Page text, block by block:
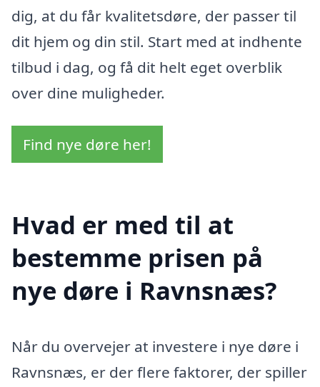
dig, at du får kvalitetsdøre, der passer til
dit hjem og din stil. Start med at indhente
tilbud i dag, og få dit helt eget overblik
over dine muligheder.
Find nye døre her!
Hvad er med til at
bestemme prisen på
nye døre i Ravnsnæs?
Når du overvejer at investere i nye døre i
Ravnsnæs, er der flere faktorer, der spiller